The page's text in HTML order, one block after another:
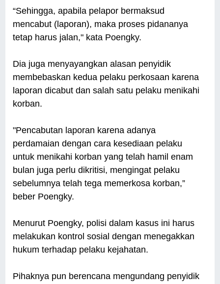
“Sehingga, apabila pelapor bermaksud
mencabut (laporan), maka proses pidananya
tetap harus jalan," kata Poengky.
Dia juga menyayangkan alasan penyidik
membebaskan kedua pelaku perkosaan karena
laporan dicabut dan salah satu pelaku menikahi
korban.
"Pencabutan laporan karena adanya
perdamaian dengan cara kesediaan pelaku
untuk menikahi korban yang telah hamil enam
bulan juga perlu dikritisi, mengingat pelaku
sebelumnya telah tega memerkosa korban,”
beber Poengky.
Menurut Poengky, polisi dalam kasus ini harus
melakukan kontrol sosial dengan menegakkan
hukum terhadap pelaku kejahatan.
Pihaknya pun berencana mengundang penyidik